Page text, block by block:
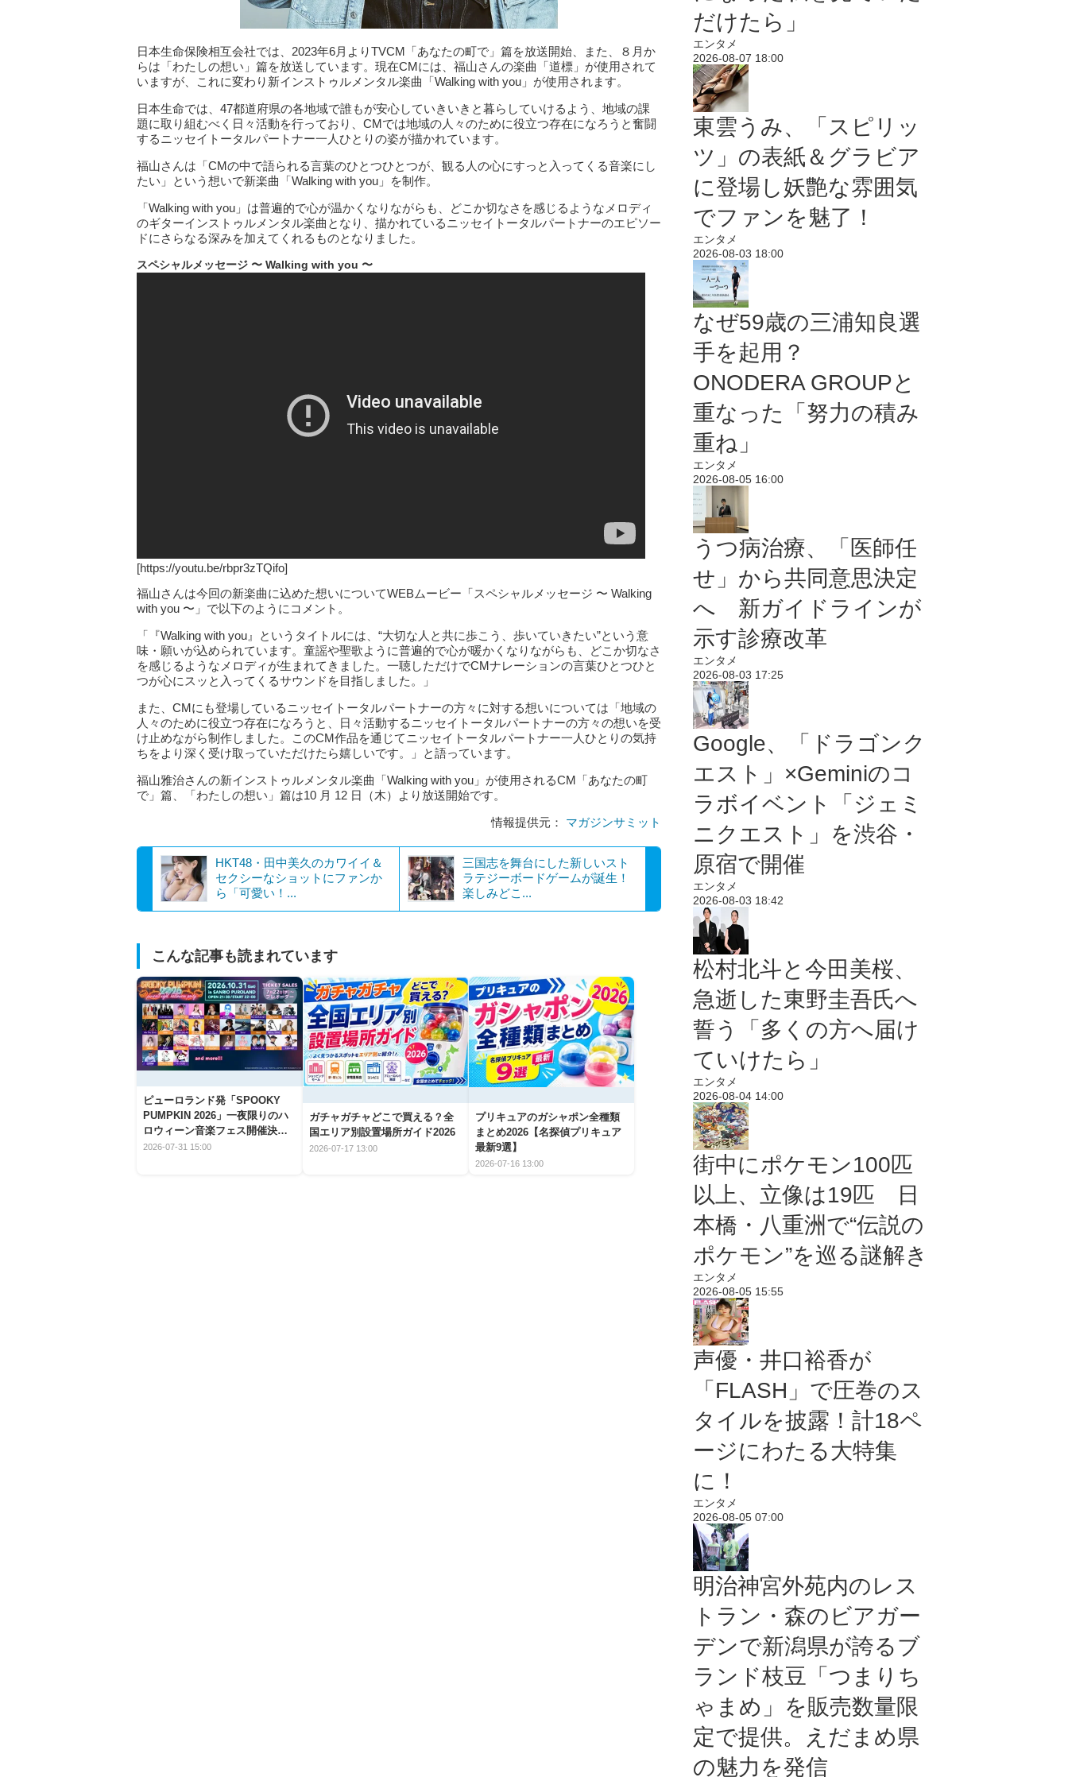
日本生命保険相互会社では、2023年6月よりTVCM「あなたの町で」篇を放送開始、また、８月か
らは「わたしの想い」篇を放送しています。現在CMには、福山さんの楽曲「道標」が使用されて
いますが、これに変わり新インストゥルメンタル楽曲「Walking with you」が使用されます。
日本生命では、47都道府県の各地域で誰もが安心していきいきと暮らしていけるよう、地域の課
題に取り組むべく日々活動を行っており、CMでは地域の人々のために役立つ存在になろうと奮闘
するニッセイトータルパートナー一人ひとりの姿が描かれています。
福山さんは「CMの中で語られる言葉のひとつひとつが、観る人の心にすっと入ってくる音楽にし
たい」という想いで新楽曲「Walking with you」を制作。
「Walking with you」は普遍的で心が温かくなりながらも、どこか切なさを感じるようなメロディ
のギターインストゥルメンタル楽曲となり、描かれているニッセイトータルパートナーのエピソー
ドにさらなる深みを加えてくれるものとなりました。
スペシャルメッセージ 〜 Walking with you 〜
[https://youtu.be/rbpr3zTQifo]
福山さんは今回の新楽曲に込めた想いについてWEBムービー「スペシャルメッセージ 〜 Walking
with you 〜」で以下のようにコメント。
「『Walking with you』というタイトルには、“大切な人と共に歩こう、歩いていきたい”という意
味・願いが込められています。童謡や聖歌ように普遍的で心が暖かくなりながらも、どこか切なさ
を感じるようなメロディが生まれてきました。一聴しただけでCMナレーションの言葉ひとつひと
つが心にスッと入ってくるサウンドを目指しました。」
また、CMにも登場しているニッセイトータルパートナーの方々に対する想いについては「地域の
人々のために役立つ存在になろうと、日々活動するニッセイトータルパートナーの方々の想いを受
け止めながら制作しました。このCM作品を通じてニッセイトータルパートナー一人ひとりの気持
ちをより深く受け取っていただけたら嬉しいです。」と語っています。
福山雅治さんの新インストゥルメンタル楽曲「Walking with you」が使用されるCM「あなたの町
で」篇、「わたしの想い」篇は10 月 12 日（木）より放送開始です。
情報提供元： マガジンサミット
HKT48・田中美久のカワイイ＆
セクシーなショットにファンか
ら「可愛い！...
三国志を舞台にした新しいスト
ラテジーボードゲームが誕生！
楽しみどこ...
こんな記事も読まれています
ピューロランド発「SPOOKY
PUMPKIN 2026」一夜限りのハ
ロウィーン音楽フェス開催決
定！
2026-07-31 15:00
ガチャガチャどこで買える？全
国エリア別設置場所ガイド2026
2026-07-17 13:00
プリキュアのガシャポン全種類
まとめ2026【名探偵プリキュア
最新9選】
2026-07-16 13:00
だけたら」
エンタメ
2026-08-07 18:00
東雲うみ、「スピリッ
ツ」の表紙＆グラビア
に登場し妖艶な雰囲気
でファンを魅了！
エンタメ
2026-08-03 18:00
なぜ59歳の三浦知良選
手を起用？
ONODERA GROUPと
重なった「努力の積み
重ね」
エンタメ
2026-08-05 16:00
うつ病治療、「医師任
せ」から共同意思決定
へ 新ガイドラインが
示す診療改革
エンタメ
2026-08-03 17:25
Google、「ドラゴンク
エスト」×Geminiのコ
ラボイベント「ジェミ
ニクエスト」を渋谷・
原宿で開催
エンタメ
2026-08-03 18:42
松村北斗と今田美桜、
急逝した東野圭吾氏へ
誓う「多くの方へ届け
ていけたら」
エンタメ
2026-08-04 14:00
街中にポケモン100匹
以上、立像は19匹 日
本橋・八重洲で“伝説の
ポケモン”を巡る謎解き
エンタメ
2026-08-05 15:55
声優・井口裕香が
「FLASH」で圧巻のス
タイルを披露！計18ペ
ージにわたる大特集
に！
エンタメ
2026-08-05 07:00
明治神宮外苑内のレス
トラン・森のビアガー
デンで新潟県が誇るブ
ランド枝豆「つまりち
ゃまめ」を販売数量限
定で提供。えだまめ県
の魅力を発信